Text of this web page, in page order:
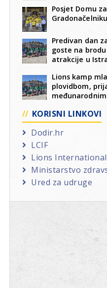
Posjet Domu
Predivan dan
goste na
atrakcije u
Lions kamp
plovidbom,
KORISNI LINKOVI
Dodir.hr
LCIF
Lions International
Ministarstvo
Ured za udruge